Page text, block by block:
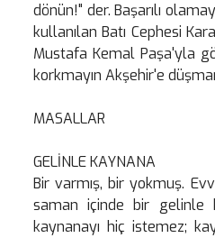
dönün!" der. Başarılı
kullanılan Batı Cephesi
Mustafa Kemal Paşa'yla
korkmayın Akşehir'e
MASALLAR
GELİNLE KAYNANA
Bir varmış, bir yokmuş.
saman içinde bir gelinle
kaynanayı hiç istemez;